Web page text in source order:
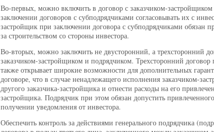
Во-первых, можно включить в договор с заказчиком-
заключении договоров с субподрядчиками согласовывать их с
застройщик при заключении договора с субподрядчиками обязан
за строительством со стороны инвестора.
Во-вторых, можно заключить не двусторонний, а трехсторонний
заказчиком-застройщиком и подрядчиком. Трехсторонний
также открывает широкие возможности для дополнительных
договоре, что в случае ненадлежащего исполнения заказчиком-
другого заказчика-застройщика и отнести расходы на его
застройщика. Подрядчик при этом обязан допустить
получении уведомления от инвестора.
Обеспечить контроль за действиями генерального подрядчика